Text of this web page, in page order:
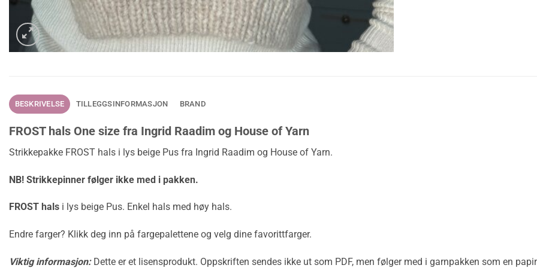
BESKRIVELSE TILLEGGSINFORMASJON BRAND
FROST hals One size fra Ingrid Raadim og House of Yarn
Strikkepakke FROST hals i lys beige Pus fra Ingrid Raadim og House of Yarn.
NB! Strikkepinner følger ikke med i pakken.
FROST hals i lys beige Pus. Enkel hals med høy hals.
Endre farger? Klikk deg inn på fargepalettene og velg dine favorittfarger.
Viktig informasjon: Dette er et lisensprodukt. Oppskriften sendes ikke ut som PDF, men følger med i garnpakken som en